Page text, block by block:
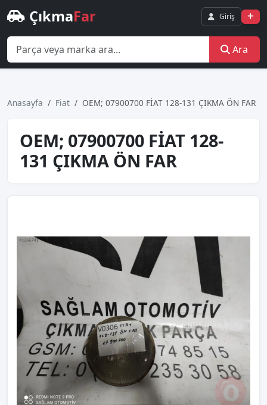
ÇıkmaFar Giriş
Ara
Anasayfa Fiat OEM; 07900700 FİAT 128-131 ÇIKMA ÖN FAR
OEM; 07900700 FİAT 128-
131 ÇIKMA ÖN FAR